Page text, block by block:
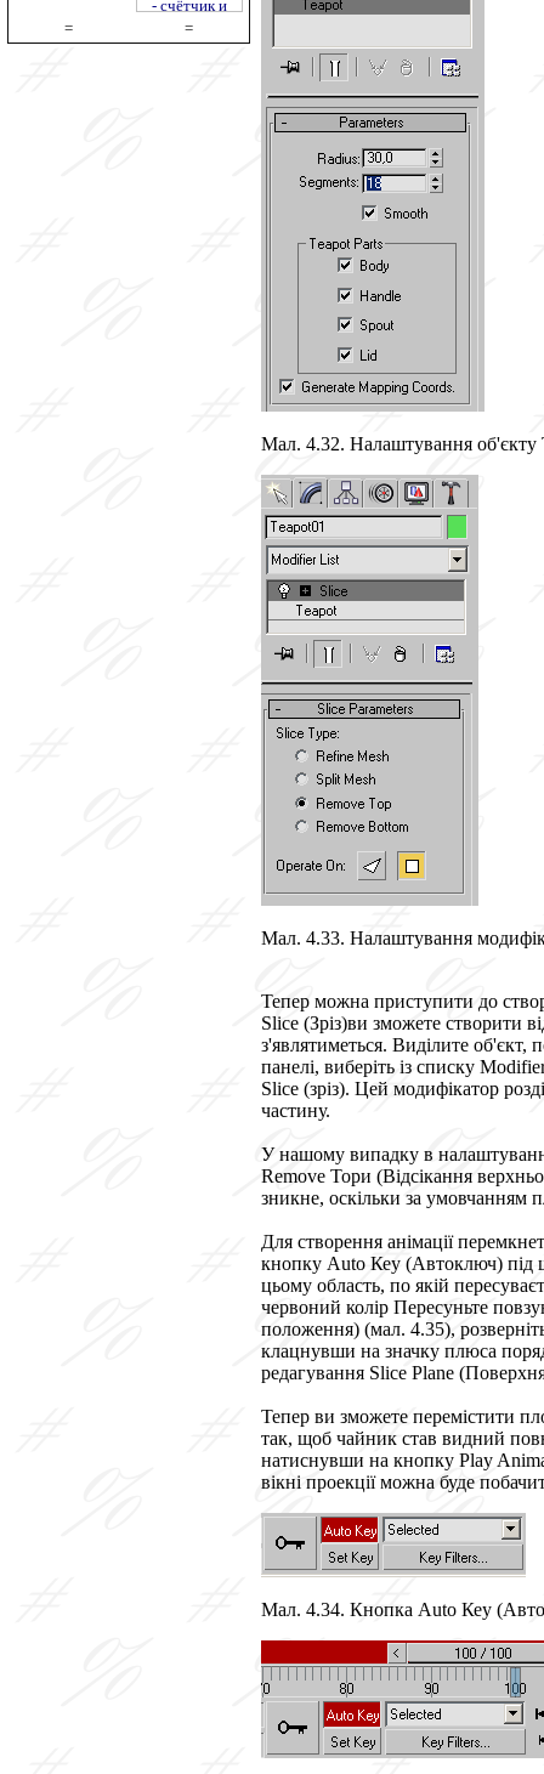
= =
Мал. 4.32. Налаштування об'єкту
Мал. 4.33. Налаштування
Тепер можна приступити до
Slice (Зріз)ви зможете створити
з'являтиметься. Виділите об'єкт,
панелі, виберіть із списку
Slice (зріз). Цей модифікатор
частину.
У нашому випадку в
Remove Тори (Відсікання
зникне, оскільки за умовчанням
Для створення анімації
кнопку Auto Кеу (Автоключ) під
цьому область, по якій
червоний колір Пересуньте
положення) (мал. 4.35),
клацнувши на значку плюса
редагування Slice Plane
Тепер ви зможете перемістити
так, щоб чайник став видний
натиснувши на кнопку Play
вікні проекції можна буде
Мал. 4.34. Кнопка Auto Кеу